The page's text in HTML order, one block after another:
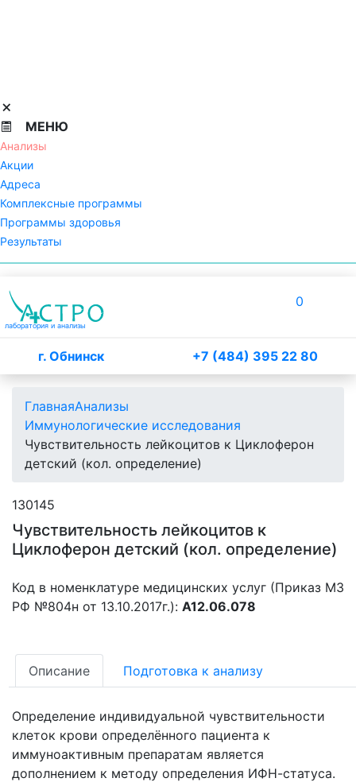
МЕНЮ
Анализы
Акции
Адреса
Комплексные программы
Программы здоровья
Результаты
лаборатория и анализы
г. Обнинск +7 (484) 395 22 80
0
ГлавнаяАнализы
Иммунологические исследования
Чувствительность лейкоцитов к Циклоферон
детский (кол. определение)
130145
Чувствительность лейкоцитов к
Циклоферон детский (кол. определение)
Код в номенклатуре медицинских услуг (Приказ МЗ
РФ №804н от 13.10.2017г.): A12.06.078
Описание Подготовка к анализу
Определение индивидуальной чувствительности
клеток крови определённого пациента к
иммуноактивным препаратам является
дополнением к методу определения ИФН-статуса.